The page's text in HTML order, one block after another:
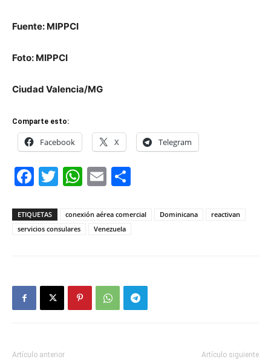
Fuente: MIPPCI
Foto: MIPPCI
Ciudad Valencia/MG
Comparte esto:
Facebook X Telegram
Facebook
Twitter
WhatsApp
Email
ETIQUETAS conexión aérea comercial Dominicana
reactivan
servicios consulares
Venezuela
Artículo anterior Artículo siguiente